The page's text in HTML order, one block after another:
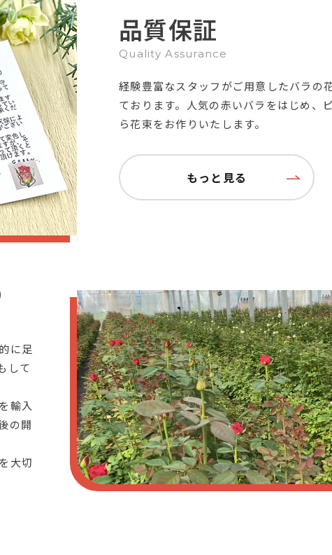
品質保証
Quality Assurance
経験豊富なスタッフがご用意したバラの
ております。人気の赤いバラをはじめ、
ら花束をお作りいたします。
もっと見る
に足
して
輸入
の開
大切